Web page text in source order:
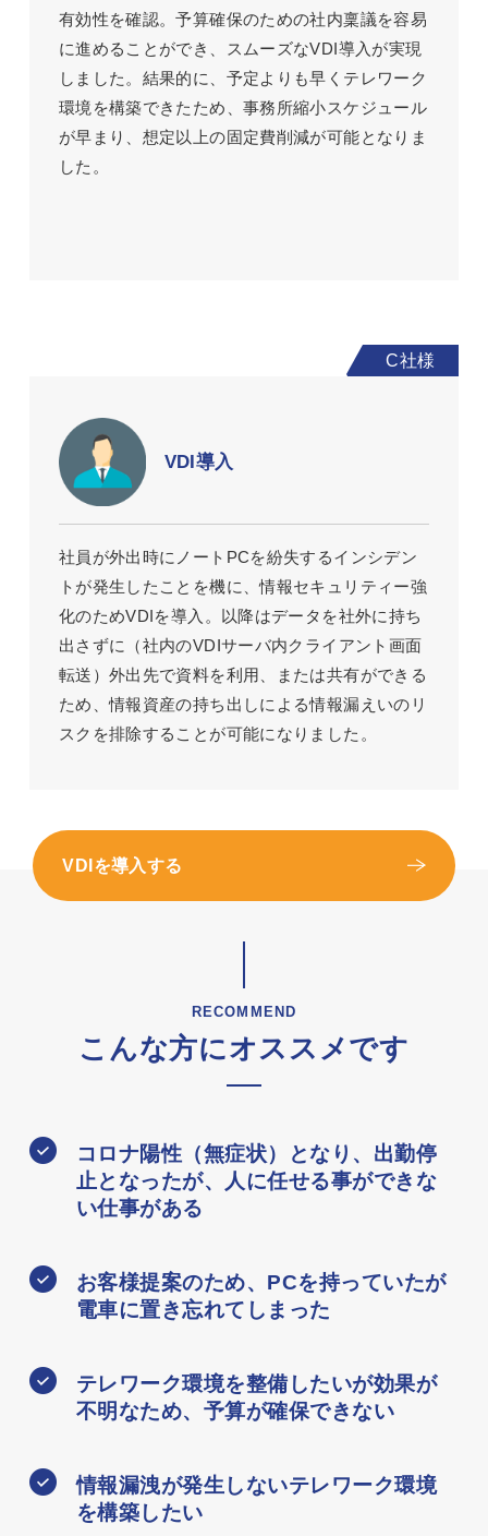
有効性を確認。予算確保のための社内稟議を容易
に進めることができ、スムーズなVDI導入が実現
しました。結果的に、予定よりも早くテレワーク
環境を構築できたため、事務所縮小スケジュール
が早まり、想定以上の固定費削減が可能となりま
した。
VDI導入
社員が外出時にノートPCを紛失するインシデン
トが発生したことを機に、情報セキュリティー強
化のためVDIを導入。以降はデータを社外に持ち
出さずに（社内のVDIサーバ内クライアント画面
転送）外出先で資料を利用、または共有ができる
ため、情報資産の持ち出しによる情報漏えいのリ
スクを排除することが可能になりました。
VDIを導入する
RECOMMEND
こんな方にオススメです
コロナ陽性（無症状）となり、出勤停
止となったが、人に任せる事ができな
い仕事がある
お客様提案のため、PCを持っていたが
電車に置き忘れてしまった
テレワーク環境を整備したいが効果が
不明なため、予算が確保できない
情報漏洩が発生しないテレワーク環境
を構築したい